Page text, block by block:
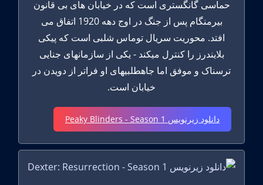
حماسی گانگستری است که در خیابان های بی قانون
بیرمنگام پس از جنگ در اوج دهه 1920 اتفاق می
افتد. محوریت سریال توماس شلبی است که پیکی
بلایندرز را کنترل میکند - یکی از سازمانهای جنایی
ترسناک و موفق اما جاهطلبیهای او فراتر از دویدن در
خیابان است.
دانلود زیرنویس Peaky Blinders - Season 1